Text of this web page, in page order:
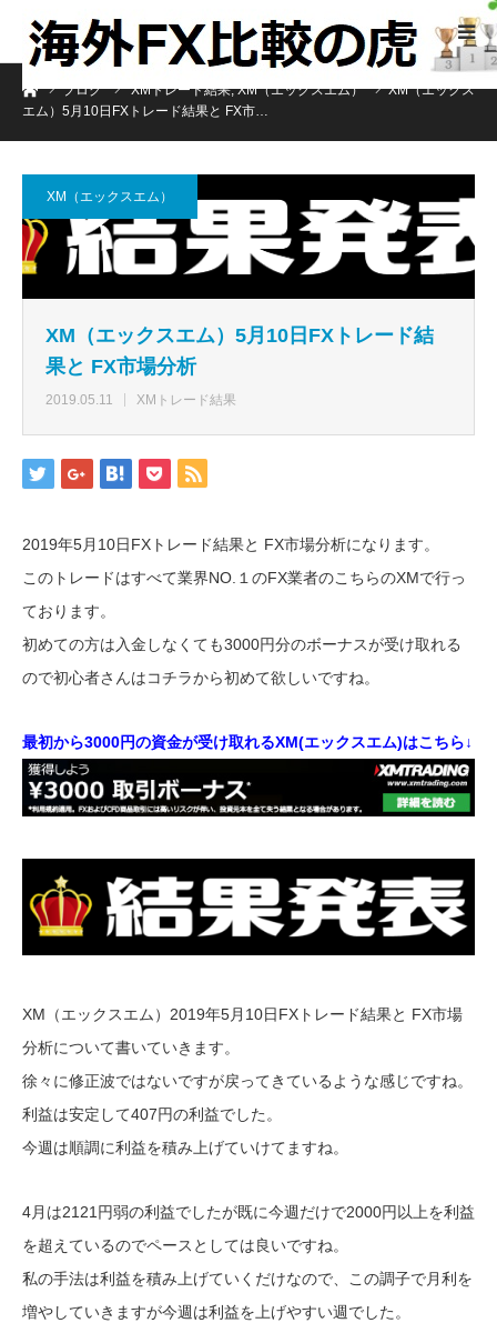
ホームブログ XMトレード結果, XM（エックスエム）
XM（エックス
エム）5月10日FXトレード結果と FX市…
XM（エックスエム）
XM（エックスエム）5月10日FXトレード結
果と FX市場分析
2019.05.11 XMトレード結果
2019年5月10日FXトレード結果と FX市場分析になります。
このトレードはすべて業界NO.１のFX業者のこちらのXMで行っ
ております。
初めての方は入金しなくても3000円分のボーナスが受け取れる
ので初心者さんはコチラから初めて欲しいですね。
最初から3000円の資金が受け取れるXM(エックスエム)はこちら↓
XM（エックスエム）2019年5月10日FXトレード結果と FX市場
分析について書いていきます。
徐々に修正波ではないですが戻ってきているような感じですね。
利益は安定して407円の利益でした。
今週は順調に利益を積み上げていけてますね。
4月は2121円弱の利益でしたが既に今週だけで2000円以上を利益
を超えているのでペースとしては良いですね。
私の手法は利益を積み上げていくだけなので、この調子で月利を
増やしていきますが今週は利益を上げやすい週でした。